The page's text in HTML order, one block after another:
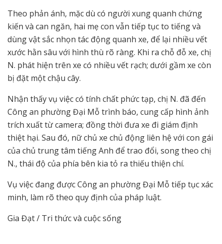
Theo phản ánh, mặc dù có người xung quanh chứng
kiến và can ngăn, hai mẹ con vẫn tiếp tục to tiếng và
dùng vật sắc nhọn tác động quanh xe, để lại nhiều vết
xước hằn sâu với hình thù rõ ràng. Khi ra chỗ đỗ xe, chị
N. phát hiện trên xe có nhiều vết rạch; dưới gầm xe còn
bị đặt một chậu cây.
Nhận thấy vụ việc có tính chất phức tạp, chị N. đã đến
Công an phường Đại Mỗ trình báo, cung cấp hình ảnh
trích xuất từ camera; đồng thời đưa xe đi giám định
thiệt hại. Sau đó, nữ chủ xe chủ động liên hệ với con gái
của chủ trung tâm tiếng Anh để trao đổi, song theo chị
N., thái độ của phía bên kia tỏ ra thiếu thiện chí.
Vụ việc đang được Công an phường Đại Mỗ tiếp tục xác
minh, làm rõ theo quy định của pháp luật.
Gia Đạt / Tri thức và cuộc sống